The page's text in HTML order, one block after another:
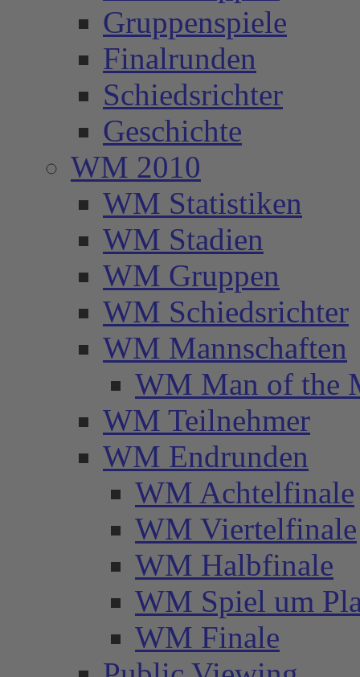
Gruppenspiele
Finalrunden
Schiedsrichter
Geschichte
WM 2010
WM Statistiken
WM Stadien
WM Gruppen
WM Schiedsrichter
WM Mannschaften
WM Man of the
WM Teilnehmer
WM Endrunden
WM Achtelfinale
WM Viertelfinale
WM Halbfinale
WM Spiel um
WM Finale